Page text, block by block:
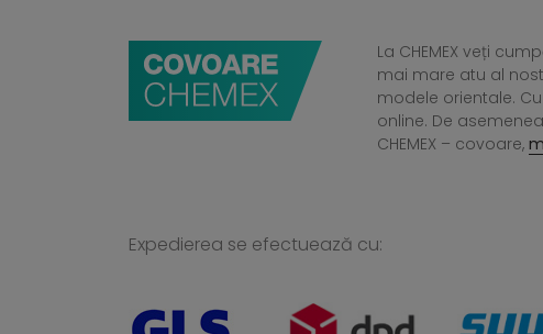
La CHEMEX veți
mai mare atu al
modele orientale.
online. De
CHEMEX – covoare,
Expedierea se efectuează cu: